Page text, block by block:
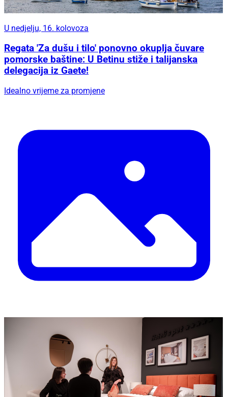
U nedjelju, 16. kolovoza
Regata 'Za dušu i tilo' ponovno okuplja čuvare
pomorske baštine: U Betinu stiže i talijanska
delegacija iz Gaete!
Idealno vrijeme za promjene